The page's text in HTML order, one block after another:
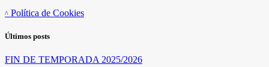
Política de Cookies
Últimos posts
FIN DE TEMPORADA 2025/2026